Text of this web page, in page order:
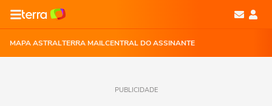
MAPA ASTRALTERRA MAILCENTRAL DO ASSINANTE
PUBLICIDADE